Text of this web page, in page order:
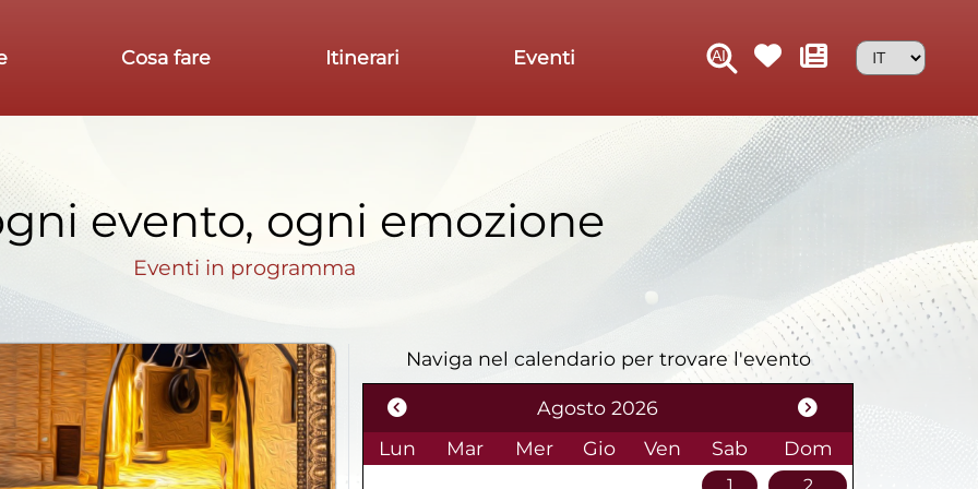
Cosa fare Itinerari Eventi
evento, ogni emozione
Eventi in programma
Naviga nel calendario per trovare l'evento
Agosto 2026
Lun
Mar Mer Gio Ven Sab Dom